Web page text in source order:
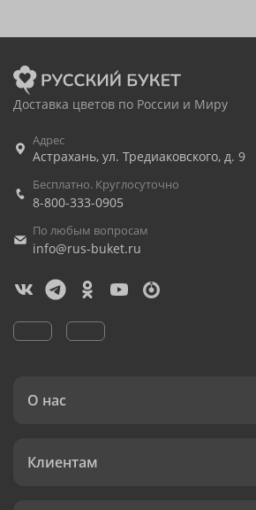
Доставка цветов по России и Миру
Адрес
Астрахань, ул. Тредиаковского, д. 9
Бесплатно. Круглосуточно
8-800-333-0905
По любым вопросам
info@rus-buket.ru
О нас
Клиентам